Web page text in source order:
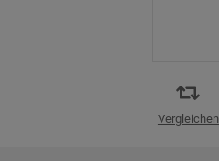
Vergleichen